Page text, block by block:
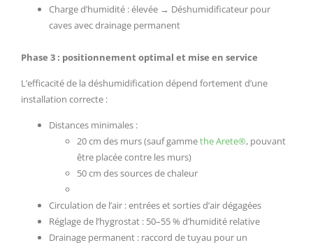
Charge d’humidité : élevée → Déshumidificateur pour
caves avec drainage permanent
Phase 3 : positionnement optimal et mise en service
L’efficacité de la déshumidification dépend fortement d’une
installation correcte :
Distances minimales :
20 cm des murs (sauf gammethe Arete®, pouvant
être placée contre les murs)
50 cm des sources de chaleur
Circulation de l’air : entrées et sorties d’air dégagées
Réglage de l’hygrostat : 50–55 % d’humidité relative
Drainage permanent : raccord de tuyau pour un